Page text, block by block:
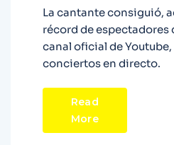
La cantante consiguió,
récord de espectadores
canal oficial de
conciertos en directo.
Read
More